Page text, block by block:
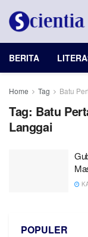
BERITA
Home Tag Batu
Tag: Batu
Langgai
POPULER